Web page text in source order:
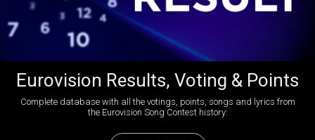
Eurovision Results, Voting & Points
Complete database with all the votings, points, songs and lyrics from
the Eurovision Song Contest history: